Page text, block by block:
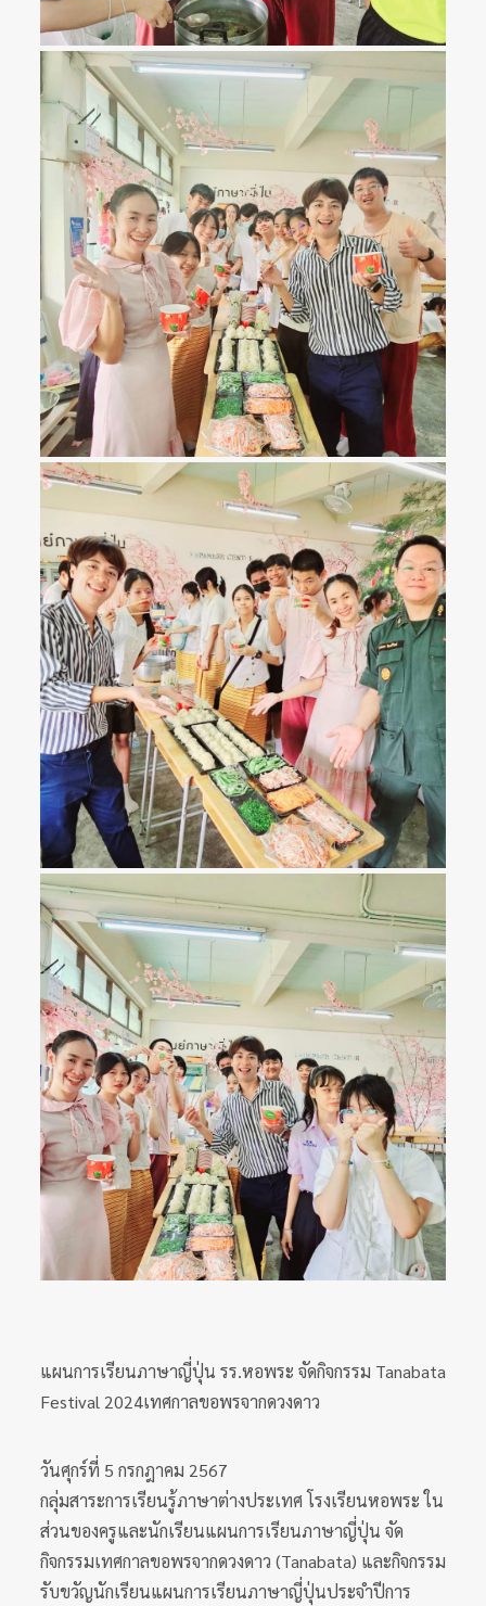
แผนการเรียนภาษาญี่ปุ่น รร.หอพระ จัดกิจกรรม Tanabata
Festival 2024เทศกาลขอพรจากดวงดาว
วันศุกร์ที่ 5 กรกฎาคม 2567
กลุ่มสาระการเรียนรู้ภาษาต่างประเทศ โรงเรียนหอพระ ใน
ส่วนของครูและนักเรียนแผนการเรียนภาษาญี่ปุ่น จัด
กิจกรรมเทศกาลขอพรจากดวงดาว (Tanabata) และกิจกรรม
รับขวัญนักเรียนแผนการเรียนภาษาญี่ปุ่นประจำปีการ